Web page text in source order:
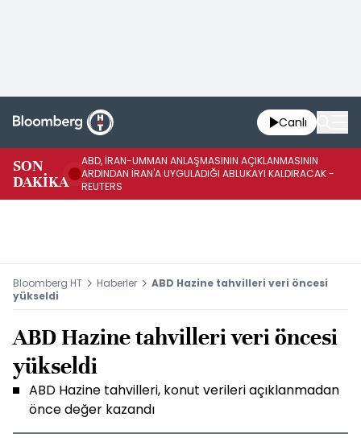
Canlı
SON
DAKİKA
ABD, İRAN-UMMAN ANLAŞMASININ AÇIKLANMASININ
ARDINDAN İRAN'A UYGULADIĞI ABLUKAYI KALDIRACAK -
REUTERS
Bloomberg HT Haberler
ABD Hazine tahvilleri veri öncesi
yükseldi
ABD Hazine tahvilleri veri öncesi
yükseldi
ABD Hazine tahvilleri, konut verileri açıklanmadan
önce değer kazandı